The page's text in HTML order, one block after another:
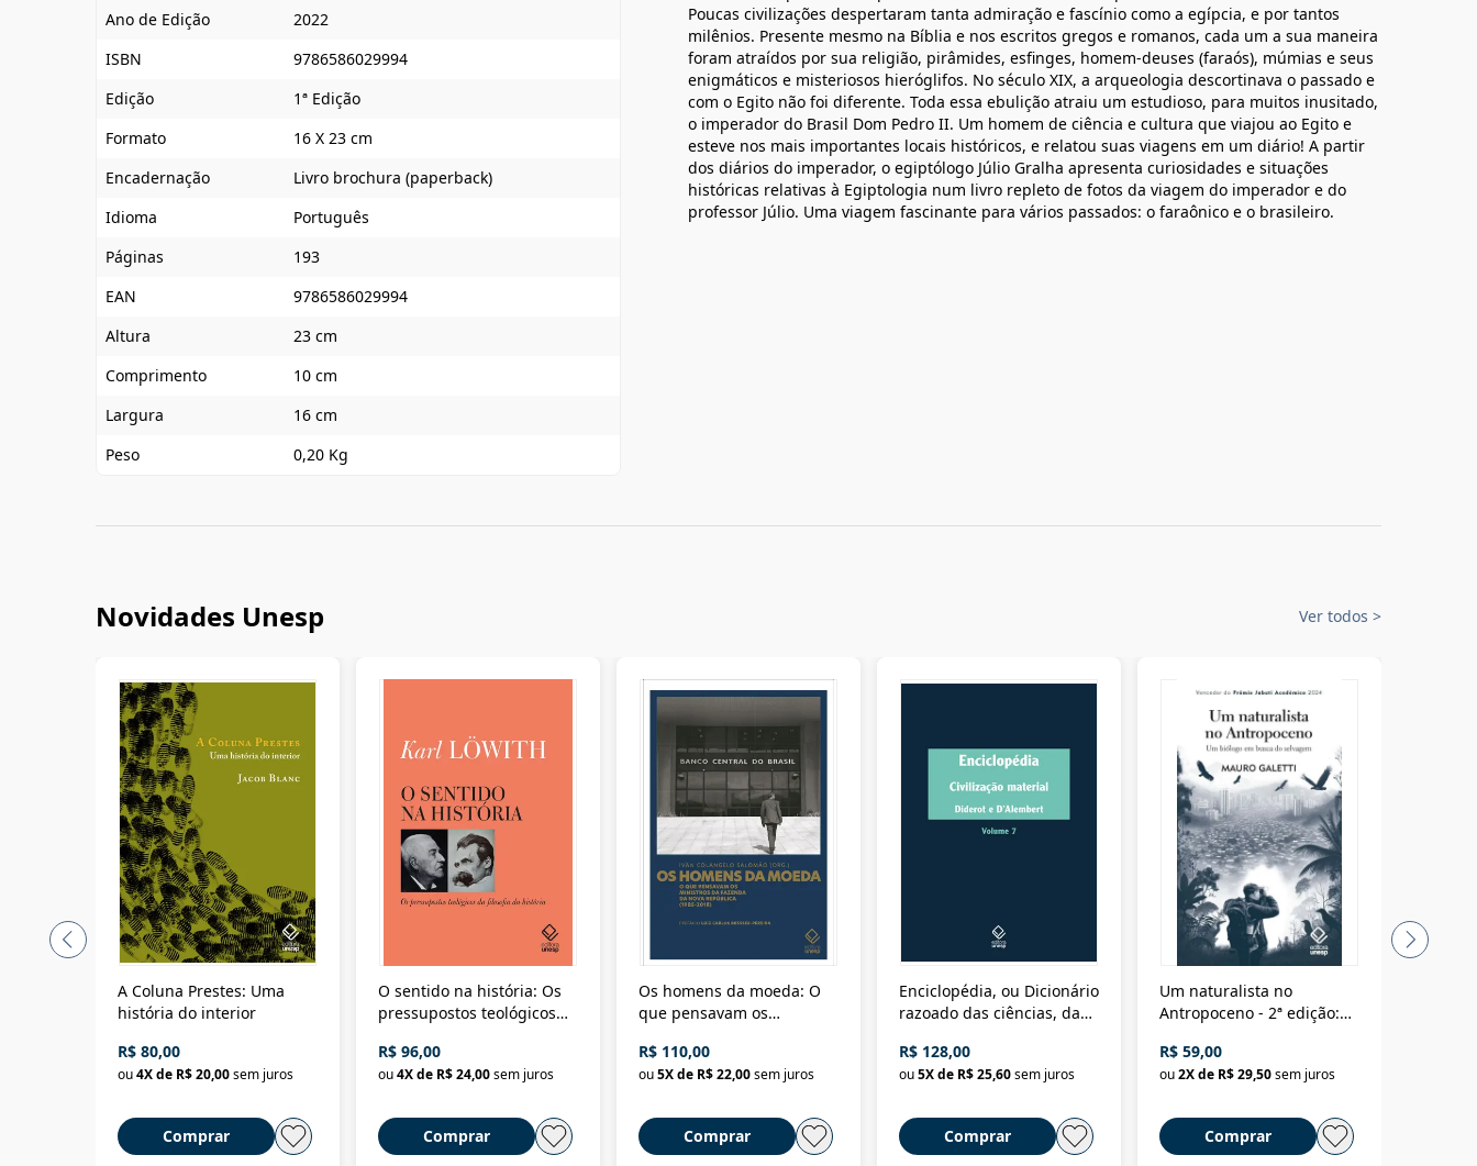
Ano de Edição
2022
ISBN
9786586029994
Edição
1ª Edição
Formato
16 X 23 cm
Encadernação
Livro brochura (paperback)
Idioma
Português
Páginas
193
EAN
9786586029994
Altura
23 cm
Comprimento
10 cm
Largura
16 cm
Peso
0,20 Kg
Poucas civilizações despertaram tanta admiração e fascínio como a egípcia, e por tantos
milênios. Presente mesmo na Bíblia e nos escritos gregos e romanos, cada um a sua maneira
foram atraídos por sua religião, pirâmides, esfinges, homem-deuses (faraós), múmias e seus
enigmáticos e misteriosos hieróglifos. No século XIX, a arqueologia descortinava o passado e
com o Egito não foi diferente. Toda essa ebulição atraiu um estudioso, para muitos inusitado,
o imperador do Brasil Dom Pedro II. Um homem de ciência e cultura que viajou ao Egito e
esteve nos mais importantes locais históricos, e relatou suas viagens em um diário! A partir
dos diários do imperador, o egiptólogo Júlio Gralha apresenta curiosidades e situações
históricas relativas à Egiptologia num livro repleto de fotos da viagem do imperador e do
professor Júlio. Uma viagem fascinante para vários passados: o faraônico e o brasileiro.
Novidades Unesp Ver todos >
A Coluna Prestes: Uma
história do interior
R$ 80,00
ou4X de R$ 20,00sem juros
Comprar
O sentido na história: Os
pressupostos teológicos
R$ 96,00
ou4X de R$ 24,00sem juros
Comprar
Os homens da moeda: O
que pensavam os
Nova República (1985-
2018)
R$ 110,00
ou5X de R$ 22,00sem juros
Comprar
Enciclopédia, ou Dicionário
razoado das ciências, das
Civilização material
R$ 128,00
ou5X de R$ 25,60sem juros
Comprar
Um naturalista no
Antropoceno - 2ª edição:
selvagem
R$ 59,00
ou2X de R$ 29,50sem juros
Comprar